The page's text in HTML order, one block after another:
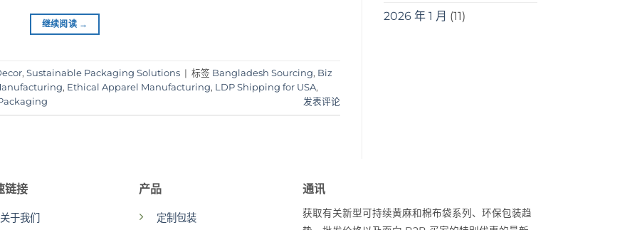
继续阅读 →
, Sustainable Packaging Solutions | 标签 Bangladesh Sourcing, Biz
, Ethical Apparel Manufacturing, LDP Shipping for USA,
发表评论
2026 年 1 月 (11)
链接
关于我们
产品
定制包装
通讯
获取有关新型可持续黄麻和棉布袋系列、环保包装趋